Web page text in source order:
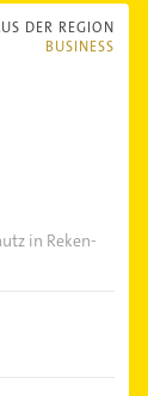
DER REGION
BUSINESS
in Reken-